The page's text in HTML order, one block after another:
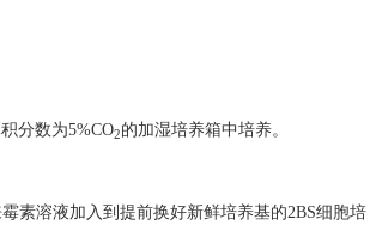
分数为5%CO2的加湿培养箱中培养。
素溶液加入到提前换好新鲜培养基的2BS细胞培